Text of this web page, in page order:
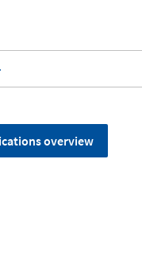
overview